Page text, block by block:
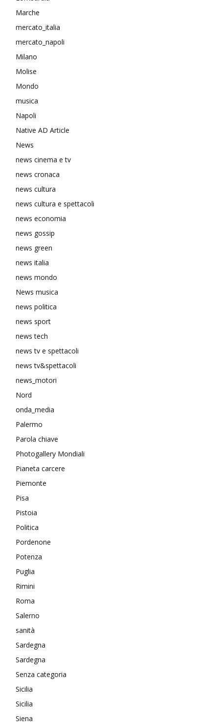
Marche
mercato_italia
mercato_napoli
Milano
Molise
Mondo
musica
Napoli
Native AD Article
News
news cinema e tv
news cronaca
news cultura
news cultura e spettacoli
news economia
news gossip
news green
news italia
news mondo
News musica
news politica
news sport
news tech
news tv e spettacoli
news tv&spettacoli
news_motori
Nord
onda_media
Palermo
Parola chiave
Photogallery Mondiali
Pianeta carcere
Piemonte
Pisa
Pistoia
Politica
Pordenone
Potenza
Puglia
Rimini
Roma
Salerno
sanità
Sardegna
Sardegna
Senza categoria
Sicilia
Sicilia
Siena